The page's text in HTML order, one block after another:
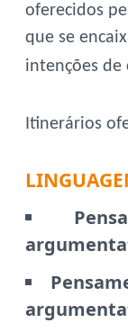
oferecidos
que se
intenções de
Itinerários